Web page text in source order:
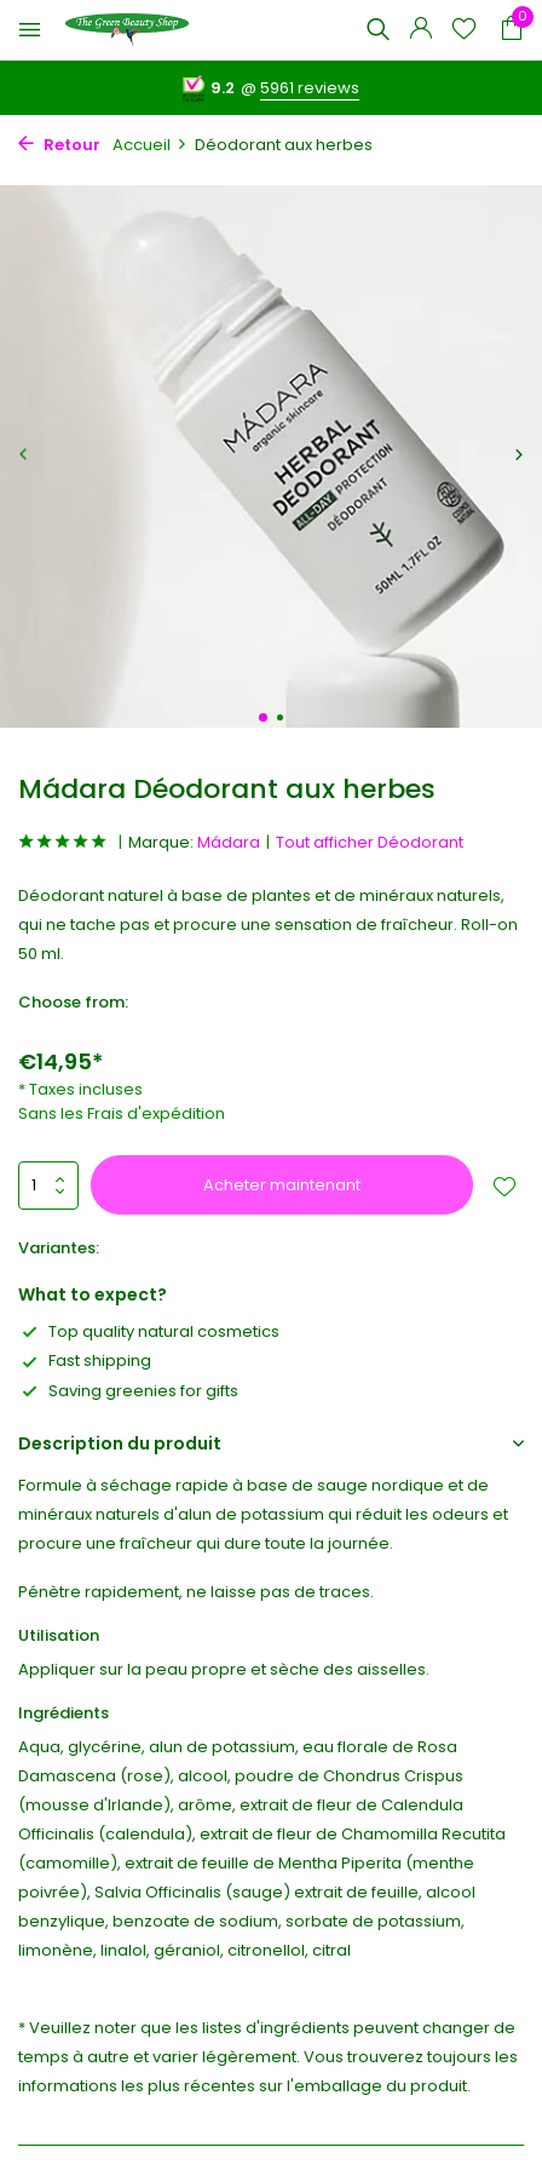
0
9.2 @5961 reviews
Retour Accueil Déodorant aux herbes
Mádara Déodorant aux herbes
Marque: Mádara Tout afficher Déodorant
Déodorant naturel à base de plantes et de minéraux naturels,
qui ne tache pas et procure une sensation de fraîcheur. Roll-on
50 ml.
Choose from:
€14,95*
* Taxes incluses
Sans les Frais d'expédition
Acheter maintenant
Variantes:
What to expect?
Top quality natural cosmetics
Fast shipping
Saving greenies for gifts
Description du produit
Formule à séchage rapide à base de sauge nordique et de
minéraux naturels d'alun de potassium qui réduit les odeurs et
procure une fraîcheur qui dure toute la journée.
Pénètre rapidement, ne laisse pas de traces.
Utilisation
Appliquer sur la peau propre et sèche des aisselles.
Ingrédients
Aqua, glycérine, alun de potassium, eau florale de Rosa
Damascena (rose), alcool, poudre de Chondrus Crispus
(mousse d'Irlande), arôme, extrait de fleur de Calendula
Officinalis (calendula), extrait de fleur de Chamomilla Recutita
(camomille), extrait de feuille de Mentha Piperita (menthe
poivrée), Salvia Officinalis (sauge) extrait de feuille, alcool
benzylique, benzoate de sodium, sorbate de potassium,
limonène, linalol, géraniol, citronellol, citral
* Veuillez noter que les listes d'ingrédients peuvent changer de
temps à autre et varier légèrement. Vous trouverez toujours les
informations les plus récentes sur l'emballage du produit.